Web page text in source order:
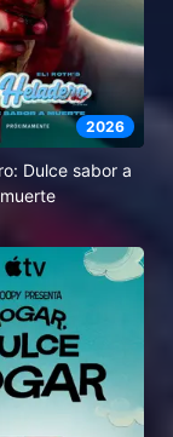
2026
Dulce sabor a
muerte